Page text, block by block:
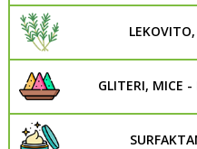
GLITERI, MICE -